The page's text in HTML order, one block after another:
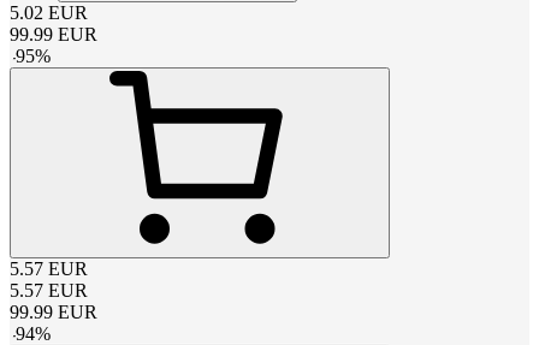
5.02 EUR
99.99 EUR
-95%
5.57 EUR
5.57 EUR
99.99 EUR
-94%